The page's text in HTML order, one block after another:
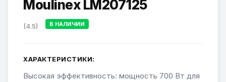
Moulinex LM207125
(4.5) В НАЛИЧИИ
ХАРАКТЕРИСТИКИ:
Высокая эффективность: мощность 700 Вт для